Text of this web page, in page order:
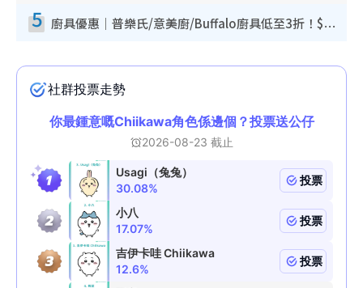
5 廚具優惠｜普樂氏/意美廚/Buffalo廚具低至3折！$89起買煎鍋／炒鑊／個人鍋 同場小家電激減至$99起